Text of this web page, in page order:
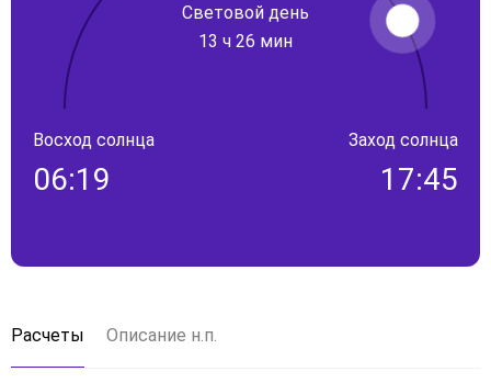
Световой день
13 ч 26 мин
Восход солнца
06:19
Заход солнца
17:45
Расчеты Описание н.п.